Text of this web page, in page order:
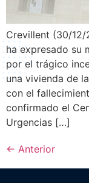
Crevillent (30/
ha expresado su
por el trágico
una vivienda de
con el
confirmado el
Urgencias […]
← Anterior